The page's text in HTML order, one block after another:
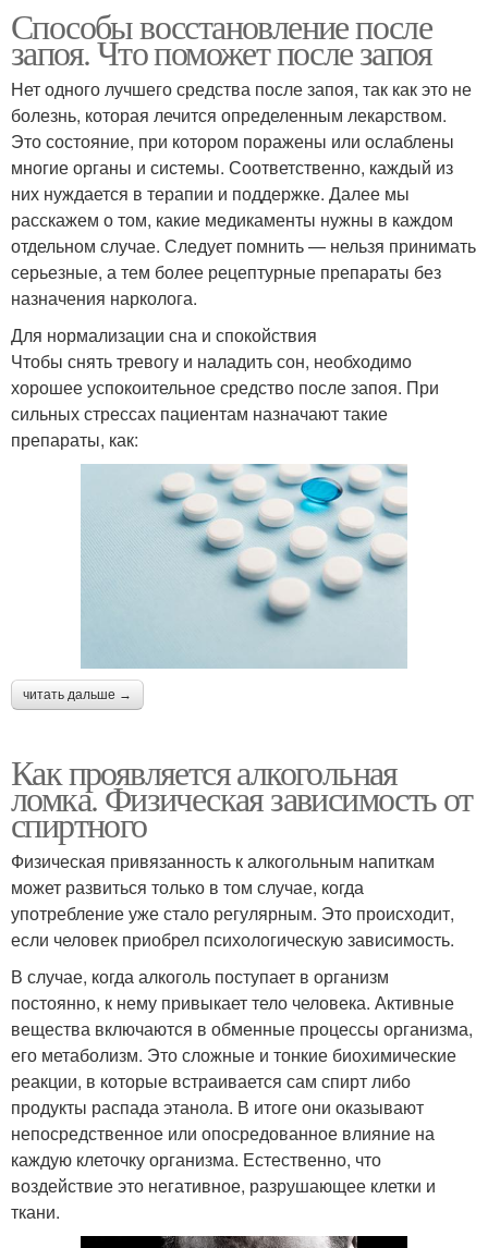
Способы восстановление после
запоя. Что поможет после запоя
Нет одного лучшего средства после запоя, так как это не
болезнь, которая лечится определенным лекарством.
Это состояние, при котором поражены или ослаблены
многие органы и системы. Соответственно, каждый из
них нуждается в терапии и поддержке. Далее мы
расскажем о том, какие медикаменты нужны в каждом
отдельном случае. Следует помнить — нельзя принимать
серьезные, а тем более рецептурные препараты без
назначения нарколога.
Для нормализации сна и спокойствия
Чтобы снять тревогу и наладить сон, необходимо
хорошее успокоительное средство после запоя. При
сильных стрессах пациентам назначают такие
препараты, как:
читать дальше →
Как проявляется алкогольная
ломка. Физическая зависимость от
спиртного
Физическая привязанность к алкогольным напиткам
может развиться только в том случае, когда
употребление уже стало регулярным. Это происходит,
если человек приобрел психологическую зависимость.
В случае, когда алкоголь поступает в организм
постоянно, к нему привыкает тело человека. Активные
вещества включаются в обменные процессы организма,
его метаболизм. Это сложные и тонкие биохимические
реакции, в которые встраивается сам спирт либо
продукты распада этанола. В итоге они оказывают
непосредственное или опосредованное влияние на
каждую клеточку организма. Естественно, что
воздействие это негативное, разрушающее клетки и
ткани.